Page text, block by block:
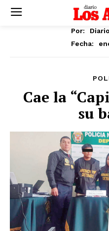
Por:
Fecha:
Cae la
su